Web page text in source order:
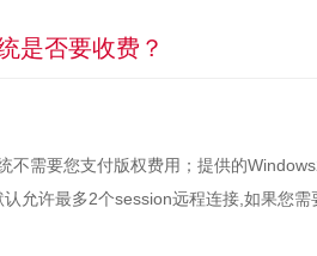
是否要收费？
不需要您支付版权费用；提供的
允许最多2个session远程连接,如果您